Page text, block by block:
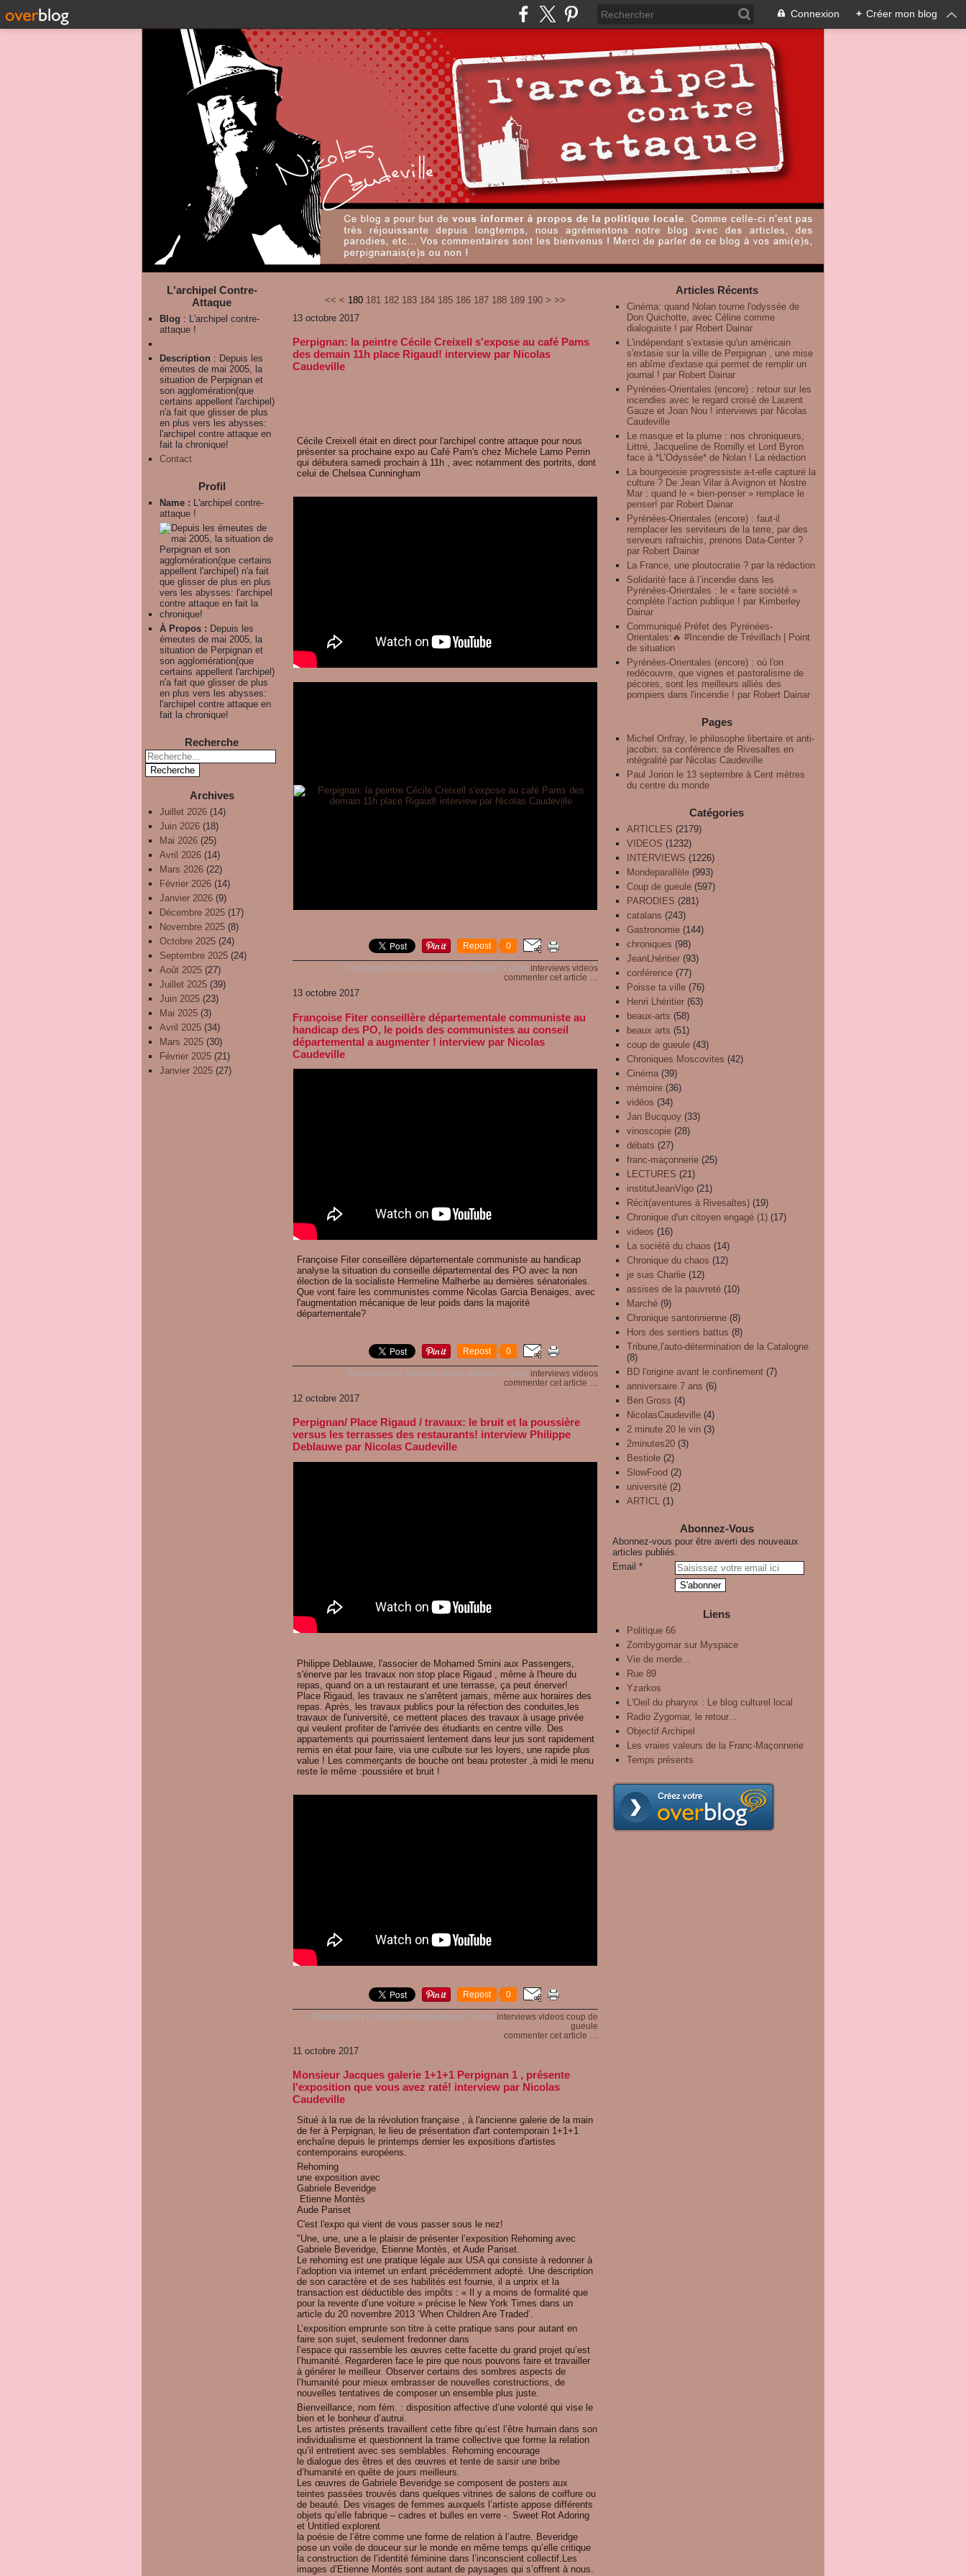
Connexion + Créer mon blog
L'archipel Contre-
Attaque
Blog : L'archipel contre-
attaque !
Description : Depuis les
émeutes de mai 2005, la
situation de Perpignan et
son agglomération(que
certains appellent l'archipel)
n'a fait que glisser de plus
en plus vers les abysses:
l'archipel contre attaque en
fait la chronique!
Contact
Profil
Name : L'archipel contre-
attaque !
À Propos : Depuis les
émeutes de mai 2005, la
situation de Perpignan et
son agglomération(que
certains appellent l'archipel)
n'a fait que glisser de plus
en plus vers les abysses:
l'archipel contre attaque en
fait la chronique!
Recherche
Archives
Juillet 2026 (14)
Juin 2026 (18)
Mai 2026 (25)
Avril 2026 (14)
Mars 2026 (22)
Février 2026 (14)
Janvier 2026 (9)
Décembre 2025 (17)
Novembre 2025 (8)
Octobre 2025 (24)
Septembre 2025 (24)
Août 2025 (27)
Juillet 2025 (39)
Juin 2025 (23)
Mai 2025 (3)
Avril 2025 (34)
Mars 2025 (30)
Février 2025 (21)
Janvier 2025 (27)
<< < 100
110
120
130
140
150
160
170
180 181 182 183 184 185 186 187 188 189 190 200
300
> >>
13 octobre 2017
Perpignan: la peintre Cécile Creixell s'expose au café Pams
des demain 11h place Rigaud! interview par Nicolas
Caudeville
Cécile Creixell était en direct pour l'archipel contre attaque pour nous
présenter sa prochaine expo au Café Pam's chez Michele Larno Perrin
qui débutera samedi prochain à 11h , avec notamment des portrits, dont
celui de Chelsea Cunningham
Repost 0
Published by L'archipel contre-attaque ! - dans interviews videos
commenter cet article
13 octobre 2017
Françoise Fiter conseillère départementale communiste au
handicap des PO, le poids des communistes au conseil
départemental a augmenter ! interview par Nicolas
Caudeville
Françoise Fiter conseillère départementale communiste au handicap
analyse la situation du conseille départemental des PO avec la non
élection de la socialiste Hermeline Malherbe au dernières sénatoriales.
Que vont faire les communistes comme Nicolas Garcia Benaiges, avec
l'augmentation mécanique de leur poids dans la majorité
départementale?
Repost 0
Published by L'archipel contre-attaque ! - dans interviews videos
commenter cet article
12 octobre 2017
Perpignan/ Place Rigaud / travaux: le bruit et la poussière
versus les terrasses des restaurants! interview Philippe
Deblauwe par Nicolas Caudeville
Philippe Deblauwe, l'associer de Mohamed Smini aux Passengers,
s'énerve par les travaux non stop place Rigaud , même à l'heure du
repas, quand on a un restaurant et une terrasse, ça peut énerver!
Place Rigaud, les travaux ne s'arrêtent jamais, même aux horaires des
repas. Après, les travaux publics pour la réfection des conduites,les
travaux de l'université, ce mettent places des travaux à usage privée
qui veulent profiter de l'arrivée des étudiants en centre ville. Des
appartements qui pourrissaient lentement dans leur jus sont rapidement
remis en état pour faire, via une culbute sur les loyers, une rapide plus
value ! Les commerçants de bouche ont beau protester ,à midi le menu
reste le même :poussiére et bruit !
Repost 0
Published by L'archipel contre-attaque ! - dans interviews videos coup de
gueule
commenter cet article
11 octobre 2017
Monsieur Jacques galerie 1+1+1 Perpignan 1 , présente
l'exposition que vous avez raté! interview par Nicolas
Caudeville
Situé à la rue de la révolution française , à l'ancienne galerie de la main
de fer à Perpignan, le lieu de présentation d'art contemporain 1+1+1
enchaîne depuis le printemps dernier les expositions d'artistes
contemporains européens.
Rehoming
une exposition avec
Gabriele Beveridge
Etienne Montès
Aude Pariset
C'est l'expo qui vient de vous passer sous le nez!
"Une, une, une a le plaisir de présenter l’exposition Rehoming avec
Gabriele Beveridge, Etienne Montès, et Aude Pariset.
Le rehoming est une pratique légale aux USA qui consiste à redonner à
l’adoption via internet un enfant précédemment adopté. Une description
de son caractère et de ses habilités est fournie, il a unprix et la
transaction est déductible des impôts : « Il y a moins de formalité que
pour la revente d’une voiture » précise le New York Times dans un
article du 20 novembre 2013 ‘When Children Are Traded’.
L’exposition emprunte son titre à cette pratique sans pour autant en
faire son sujet, seulement fredonner dans
l’espace qui rassemble les œuvres cette facette du grand projet qu’est
l’humanité. Regarderen face le pire que nous pouvons faire et travailler
à générer le meilleur. Observer certains des sombres aspects de
l’humanité pour mieux embrasser de nouvelles constructions, de
nouvelles tentatives de composer un ensemble plus juste.
Bienveillance, nom fém. : disposition affective d’une volonté qui vise le
bien et le bonheur d’autrui.
Les artistes présents travaillent cette fibre qu’est l’être humain dans son
individualisme et questionnent la trame collective que forme la relation
qu’il entretient avec ses semblables. Rehoming encourage
le dialogue des êtres et des œuvres et tente de saisir une bribe
d’humanité en quête de jours meilleurs.
Les œuvres de Gabriele Beveridge se composent de posters aux
teintes passées trouvés dans quelques vitrines de salons de coiffure ou
de beauté. Des visages de femmes auxquels l’artiste appose différents
objets qu’elle fabrique – cadres et bulles en verre -. Sweet Rot Adoring
et Untitled explorent
la poésie de l’être comme une forme de relation à l’autre. Beveridge
pose un voile de douceur sur le monde en même temps qu’elle critique
la construction de l’identité féminine dans l’inconscient collectif.Les
images d’Etienne Montès sont autant de paysages qui s’offrent à nous.
Articles Récents
Cinéma: quand Nolan tourne l'odyssée de
Don Quichotte, avec Céline comme
dialoguiste ! par Robert Dainar
L'indépendant s'extasie qu'un américain
s'extasie sur la ville de Perpignan , une mise
en abîme d'extase qui permet de remplir un
journal ! par Robert Dainar
Pyrénées-Orientales (encore) : retour sur les
incendies avec le regard croisé de Laurent
Gauze et Joan Nou ! interviews par Nicolas
Caudeville
Le masque et la plume : nos chroniqueurs,
Littré, Jacqueline de Romilly et Lord Byron
face à *L’Odyssée* de Nolan ! La rédaction
La bourgeoisie progressiste a-t-elle capturé la
culture ? De Jean Vilar à Avignon et Nostre
Mar : quand le « bien-penser » remplace le
penser! par Robert Dainar
Pyrénées-Orientales (encore) : faut-il
remplacer les serviteurs de la terre, par des
serveurs rafraichis, prenons Data-Center ?
par Robert Dainar
La France, une ploutocratie ? par la rédaction
Solidarité face à l’incendie dans les
Pyrénées-Orientales : le « faire société »
complète l’action publique ! par Kimberley
Dainar
Communiqué Préfet des Pyrénées-
Orientales:🔥 #Incendie de Trévillach | Point
de situation
Pyrénées-Orientales (encore) : où l'on
redécouvre, que vignes et pastoralisme de
pécores, sont les meilleurs alliés des
pompiers dans l'incendie ! par Robert Dainar
Pages
Michel Onfray, le philosophe libertaire et anti-
jacobin: sa conférence de Rivesaltes en
intégralité par Nicolas Caudeville
Paul Jorion le 13 septembre à Cent mètres
du centre du monde
Catégories
ARTICLES (2179)
VIDEOS (1232)
INTERVIEWS (1226)
Mondeparallèle (993)
Coup de gueule (597)
PARODIES (281)
catalans (243)
Gastronomie (144)
chroniques (98)
JeanLhéritier (93)
conférence (77)
Poisse ta ville (76)
Henri Lhéritier (63)
beaux-arts (58)
beaux arts (51)
coup de gueule (43)
Chroniques Moscovites (42)
Cinéma (39)
mémoire (36)
vidéos (34)
Jan Bucquoy (33)
vinoscopie (28)
débats (27)
franc-maçonnerie (25)
LECTURES (21)
institutJeanVigo (21)
Récit(aventures à Rivesaltes) (19)
Chronique d'un citoyen engagé (1) (17)
videos (16)
La société du chaos (14)
Chronique du chaos (12)
je suis Charlie (12)
assises de la pauvreté (10)
Marché (9)
Chronique santorinienne (8)
Hors des sentiers battus (8)
Tribune,l'auto-détermination de la Catalogne
(8)
BD l'origine avant le confinement (7)
anniversaire 7 ans (6)
Ben Gross (4)
NicolasCaudeville (4)
2 minute 20 le vin (3)
2minutes20 (3)
Bestiole (2)
SlowFood (2)
université (2)
ARTICL (1)
Abonnez-Vous
Abonnez-vous pour être averti des nouveaux
articles publiés.
Email
Liens
Politique 66
Zombygomar sur Myspace
Vie de merde...
Rue 89
Yzarkos
L'Oeil du pharynx : Le blog culturel local
Radio Zygomar, le retour...
Objectif Archipel
Les vraies valeurs de la Franc-Maçonnerie
Temps présents